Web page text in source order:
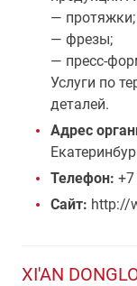
— протяжки;
— фрезы;
— пресс-
Услуги по
деталей.
Адрес
Телефон:
Сайт: http://
XI'AN